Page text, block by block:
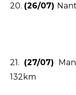
20. (26/07)
21. (27/07)
132km